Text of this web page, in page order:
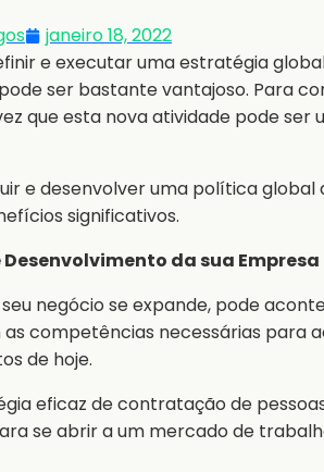
janeiro 18, 2022
e executar uma estratégia
ser bastante vantajoso. Para
que esta nova atividade pode
e desenvolver uma política global
significativos.
da sua Empresa
negócio se expande, pode
competências necessárias para
de hoje.
eficaz de contratação de
se abrir a um mercado de